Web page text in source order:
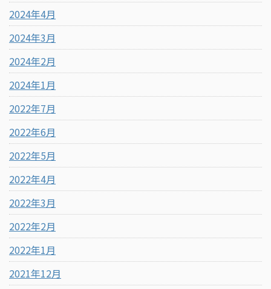
2024年4月
2024年3月
2024年2月
2024年1月
2022年7月
2022年6月
2022年5月
2022年4月
2022年3月
2022年2月
2022年1月
2021年12月